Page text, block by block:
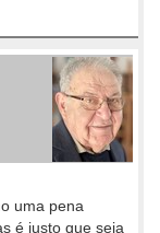
uma pena
é justo que seja